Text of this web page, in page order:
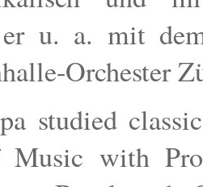
u. a. mit
Orchester
studied
Music with